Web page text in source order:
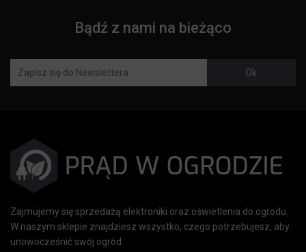
Bądź z nami na bieżąco
Zajmujemy się sprzedażą elektroniki oraz oświetlenia do ogrodu.
W naszym sklepie znajdziesz wszystko, czego potrzebujesz, aby
unowocześnić swój ogród.